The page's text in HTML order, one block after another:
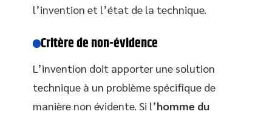
l’invention et l’état de la technique.
Critère de non-évidence
L’invention doit apporter une solution
technique à un problème spécifique de
manière non évidente. Si l’homme du